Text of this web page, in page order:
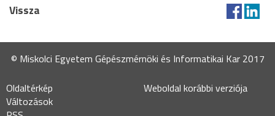
Vissza
© Miskolci Egyetem Gépészmérnöki és Informatikai Kar 2017
Oldaltérkép
Változások
Weboldal korábbi verziója